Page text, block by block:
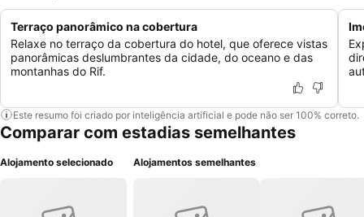
Terraço panorâmico na cobertura
Relaxe no terraço da cobertura do hotel, que oferece vistas
panorâmicas deslumbrantes da cidade, do oceano e das
montanhas do Rif.
Este resumo foi criado por inteligência artificial e pode não ser 100% correto.
Comparar com estadias semelhantes
Alojamento selecionado Alojamentos semelhantes